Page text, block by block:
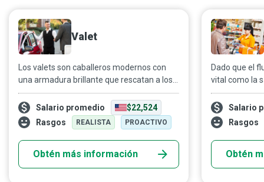
Valet
Los valets son caballeros modernos con
una armadura brillante que rescatan a los
clientes que necesitan ayuda para
estacionar y recuperar sus vehículos sin
causar embotellamiento de tráfico ni un
accidente desafortunado.
Salario promedio
$22,524
Rasgos
REALISTA PROACTIVO
Obtén más información
Dado que el
vital como la
comercial,
durante toda
vínculo fluido
elementos.
Salario
Rasgos
Obtén